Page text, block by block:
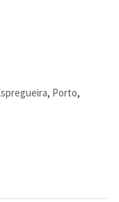
, Porto,